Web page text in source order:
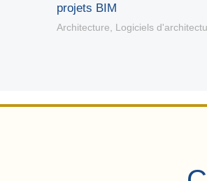
projets BIM
Architecture Logiciels